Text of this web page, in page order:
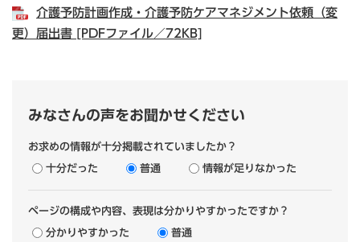
介護予防計画作成・介護予防ケアマネジメント依頼（変
更）届出書 [PDFファイル／72KB]
みなさんの声をお聞かせください
お求めの情報が十分掲載されていましたか？
十分だった 普通 情報が足りなかった
ページの構成や内容、表現は分かりやすかったですか？
分かりやすかった
普通